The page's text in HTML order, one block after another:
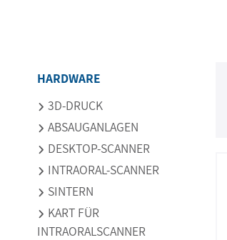
HARDWARE
3D-DRUCK
ABSAUGANLAGEN
DESKTOP-SCANNER
INTRAORAL-SCANNER
SINTERN
KART FÜR
INTRAORALSCANNER